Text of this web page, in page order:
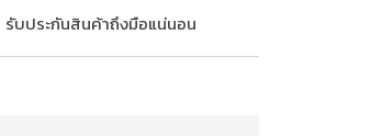
รับประกันสินค้าถึงมือแน่นอน